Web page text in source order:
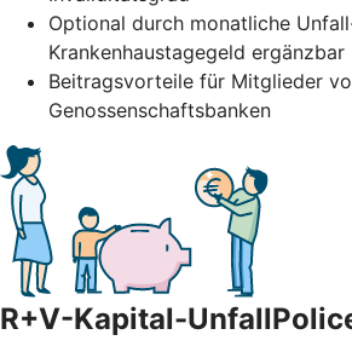
Optional durch monatliche
Krankenhaustagegeld ergänzbar
Beitragsvorteile für Mitglieder
Genossenschaftsbanken
R+V-Kapital-